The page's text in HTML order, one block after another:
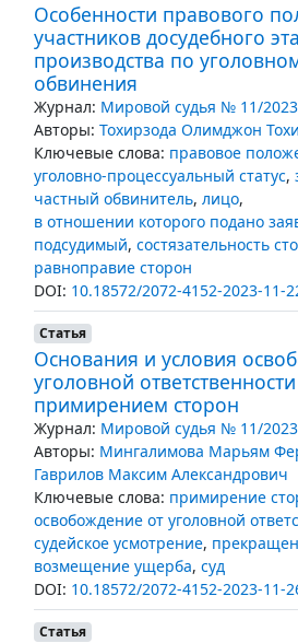
Особенности правового
участников досудебного
производства по
обвинения
Журнал: Мировой судья № 11/2023
Авторы: Тохирзода Олимджон
Ключевые слова: правовое
уголовно-процессуальный статус,
частный обвинитель, лицо,
в отношении которого подано
подсудимый, состязательность
равноправие сторон
DOI: 10.18572/2072-4152-2023-11-
Статья
Основания и условия
уголовной
примирением сторон
Журнал: Мировой судья № 11/2023
Авторы: Мингалимова Марьям
Гаврилов Максим Александрович
Ключевые слова: примирение
освобождение от уголовной
судейское усмотрение,
возмещение ущерба, суд
DOI: 10.18572/2072-4152-2023-11-
Статья